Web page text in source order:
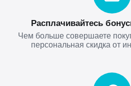
Расплачивайтесь
Чем больше совершаете
персональная скидка от